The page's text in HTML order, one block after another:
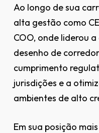
Ao longo de sua
alta gestão como
COO, onde liderou
desenho de
cumprimento
jurisdições e a
ambientes de alto
Em sua posição